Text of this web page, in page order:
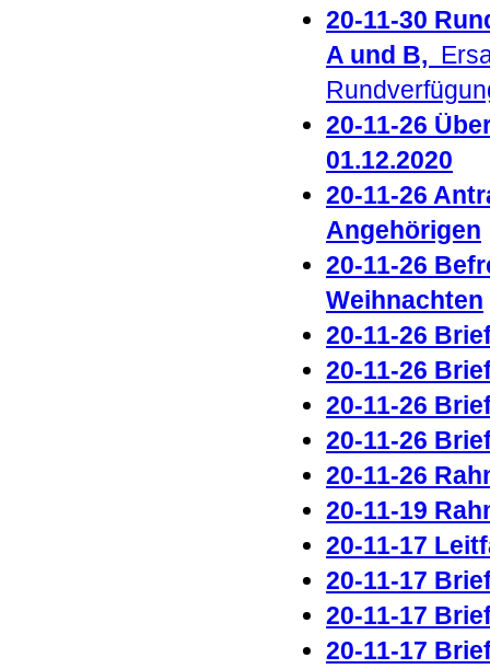
20-11-30
A und B,
20-11-26
01.12.2020
20-11-26
Angehörigen
20-11-26
Weihnachten
20-11-26
20-11-26
20-11-26
20-11-26
20-11-26
20-11-19
20-11-17
20-11-17
20-11-17
20-11-17